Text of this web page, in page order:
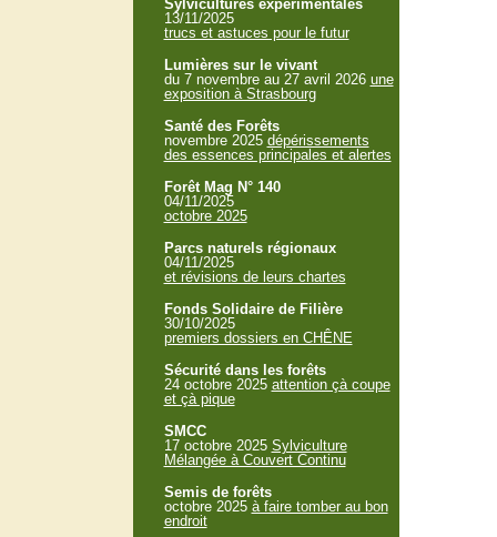
Sylvicultures expérimentales
13/11/2025
trucs et astuces pour le futur
Lumières sur le vivant
du 7 novembre au 27 avril 2026 une
exposition à Strasbourg
Santé des Forêts
novembre 2025 dépérissements
des essences principales et alertes
Forêt Mag N° 140
04/11/2025
octobre 2025
Parcs naturels régionaux
04/11/2025
et révisions de leurs chartes
Fonds Solidaire de Filière
30/10/2025
premiers dossiers en CHÊNE
Sécurité dans les forêts
24 octobre 2025 attention çà coupe
et çà pique
SMCC
17 octobre 2025 Sylviculture
Mélangée à Couvert Continu
Semis de forêts
octobre 2025 à faire tomber au bon
endroit